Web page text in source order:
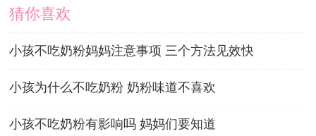
猜你喜欢
小孩不吃奶粉妈妈注意事项 三个方法见效快
小孩为什么不吃奶粉 奶粉味道不喜欢
小孩不吃奶粉有影响吗 妈妈们要知道